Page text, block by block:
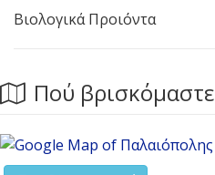
Βιολογικά Προιόντα
Πού βρισκόμαστε